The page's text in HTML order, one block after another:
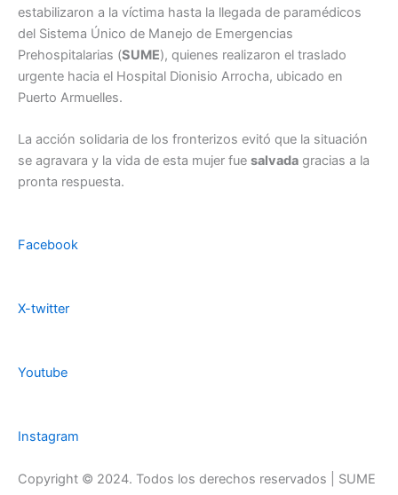
estabilizaron a la víctima hasta la llegada de paramédicos
del Sistema Único de Manejo de Emergencias
Prehospitalarias (SUME), quienes realizaron el traslado
urgente hacia el Hospital Dionisio Arrocha, ubicado en
Puerto Armuelles.
La acción solidaria de los fronterizos evitó que la situación
se agravara y la vida de esta mujer fue salvada gracias a la
pronta respuesta.
Facebook
X-twitter
Youtube
Instagram
Copyright © 2024. Todos los derechos reservados | SUME